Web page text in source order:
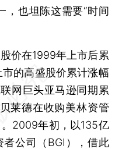
，也坦陈这需要“时间
在1999年上市后累
的高盛股价累计涨幅
网巨头亚马逊同期累
莱德在收购美林资管
2009年初，以135亿
公司（BGI），借此